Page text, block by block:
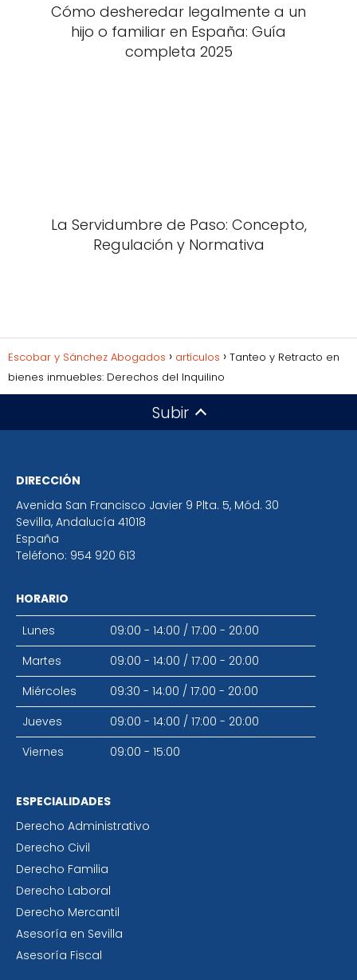
Cómo desheredar legalmente a un
hijo o familiar en España: Guía
completa 2025
La Servidumbre de Paso: Concepto,
Regulación y Normativa
Escobar y Sánchez Abogados artículos
Tanteo y Retracto en
bienes inmuebles: Derechos del Inquilino
Subir
DIRECCIÓN
Avenida San Francisco Javier 9 Plta. 5, Mód. 30
Sevilla, Andalucía 41018
España
Teléfono: 954 920 613
HORARIO
Lunes
09:00 - 14:00 / 17:00 - 20:00
Martes
09:00 - 14:00 / 17:00 - 20:00
Miércoles
09:30 - 14:00 / 17:00 - 20:00
Jueves
09:00 - 14:00 / 17:00 - 20:00
Viernes
09:00 - 15:00
ESPECIALIDADES
Derecho Administrativo
Derecho Civil
Derecho Familia
Derecho Laboral
Derecho Mercantil
Asesoría en Sevilla
Asesoría Fiscal